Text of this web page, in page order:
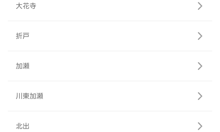
大花寺
折戸
加瀬
川東加瀬
北出